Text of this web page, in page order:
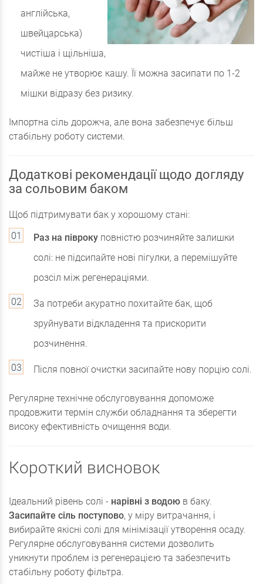
англійська,
швейцарська)
чистіша і щільніша,
майже не утворює кашу. Її можна засипати по 1-2
мішки відразу без ризику.
Імпортна сіль дорожча, але вона забезпечує більш
стабільну роботу системи.
Додаткові рекомендації щодо догляду
за сольовим баком
Щоб підтримувати бак у хорошому стані:
Раз на півроку повністю розчиняйте залишки
солі: не підсипайте нові пігулки, а перемішуйте
розсіл між регенераціями.
За потреби акуратно похитайте бак, щоб
зруйнувати відкладення та прискорити
розчинення.
Після повної очистки засипайте нову порцію солі.
Регулярне технічне обслуговування допоможе
продовжити термін служби обладнання та зберегти
високу ефективність очищення води.
Короткий висновок
Ідеальний рівень солі - нарівні з водою в баку.
Засипайте сіль поступово, у міру витрачання, і
вибирайте якісні солі для мінімізації утворення осаду.
Регулярне обслуговування системи дозволить
уникнути проблем із регенерацією та забезпечить
стабільну роботу фільтра.